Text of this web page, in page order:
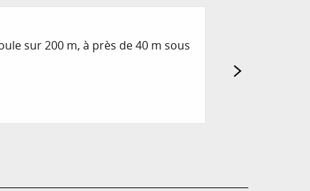
sur 200 m, à près de 40 m sous
Saint-Cézaire-sur-